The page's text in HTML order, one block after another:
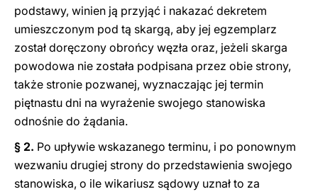
podstawy, winien ją przyjąć i nakazać dekretem
umieszczonym pod tą skargą, aby jej egzemplarz
został doręczony obrońcy węzła oraz, jeżeli skarga
powodowa nie została podpisana przez obie strony,
także stronie pozwanej, wyznaczając jej termin
piętnastu dni na wyrażenie swojego stanowiska
odnośnie do żądania.
§ 2. Po upływie wskazanego terminu, i po ponownym
wezwaniu drugiej strony do przedstawienia swojego
stanowiska, o ile wikariusz sądowy uznał to za